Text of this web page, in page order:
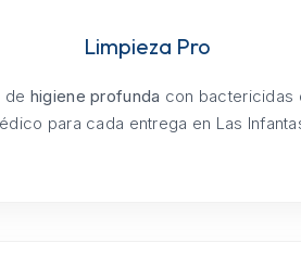
Limpieza Pro
de higiene profunda con bactericidas
para cada entrega en Las